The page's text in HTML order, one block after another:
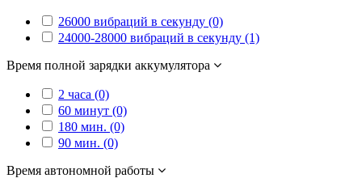
26000 вибраций в секунду (0)
24000-28000 вибраций в секунду (1)
Время полной зарядки аккумулятора
2 часа (0)
60 минут (0)
180 мин. (0)
90 мин. (0)
Время автономной работы